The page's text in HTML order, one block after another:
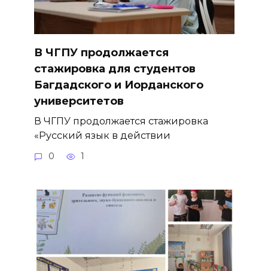
В ЧГПУ продолжается
стажировка для студентов
Багдадского и Иорданского
университетов
В ЧГПУ продолжается стажировка
«Русский язык в действии
0 1